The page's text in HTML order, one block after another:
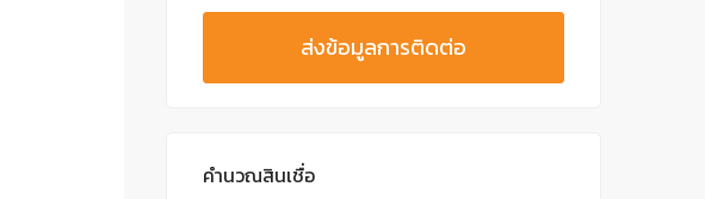
ส่งข้อมูลการติดต่อ
คำนวณสินเชื่อ